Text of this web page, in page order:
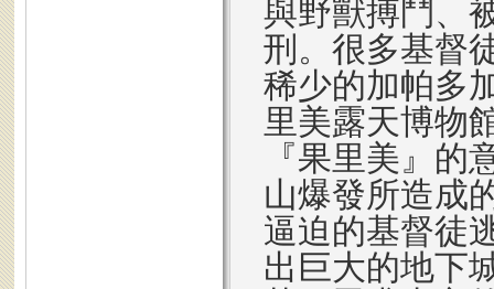
與野獸搏鬥、
刑。很多基督
稀少的加帕多
里美露天博物
『果里美』的
山爆發所造成
逼迫的基督徒
出巨大的地下